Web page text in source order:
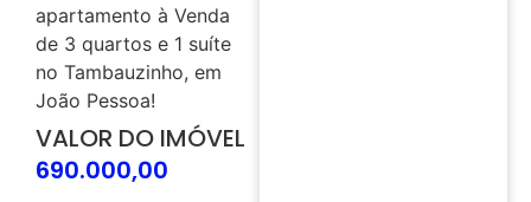
apartamento à Venda
de 3 quartos e 1 suíte
no Tambauzinho, em
João Pessoa!
VALOR DO IMÓVEL
690.000,00